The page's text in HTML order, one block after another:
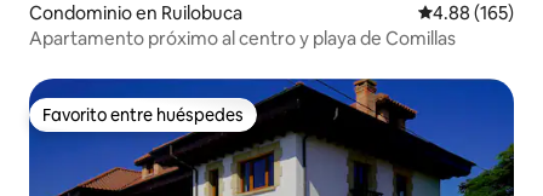
Condominio en Ruilobuca Calificación
4.88 (165)
Apartamento próximo al centro y playa de Comillas
Favorito entre huéspedes
Favorito entre huéspedes